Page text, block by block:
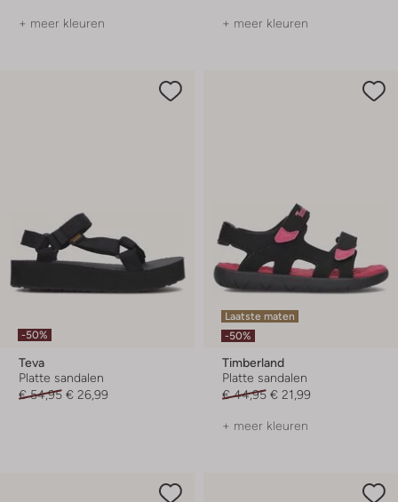
+ meer kleuren + meer kleuren
-50%
Teva
Platte sandalen
€ 54,95 € 26,99
Laatste maten
-50%
Timberland
Platte sandalen
€ 44,95 € 21,99
+ meer kleuren